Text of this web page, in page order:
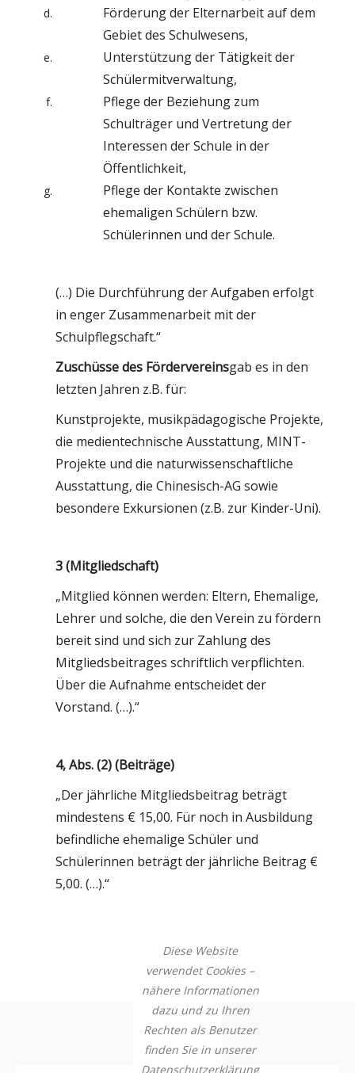
Förderung der Elternarbeit auf dem
Gebiet des Schulwesens,
Unterstützung der Tätigkeit der
Schülermitverwaltung,
Pflege der Beziehung zum
Schulträger und Vertretung der
Interessen der Schule in der
Öffentlichkeit,
Pflege der Kontakte zwischen
ehemaligen Schülern bzw.
Schülerinnen und der Schule.
(…) Die Durchführung der Aufgaben erfolgt
in enger Zusammenarbeit mit der
Schulpflegschaft.“
Zuschüsse des Fördervereinsgab es in den
letzten Jahren z.B. für:
Kunstprojekte, musikpädagogische Projekte,
die medientechnische Ausstattung, MINT-
Projekte und die naturwissenschaftliche
Ausstattung, die Chinesisch-AG sowie
besondere Exkursionen (z.B. zur Kinder-Uni).
3 (Mitgliedschaft)
„Mitglied können werden: Eltern, Ehemalige,
Lehrer und solche, die den Verein zu fördern
bereit sind und sich zur Zahlung des
Mitgliedsbeitrages schriftlich verpflichten.
Über die Aufnahme entscheidet der
Vorstand. (…).“
4, Abs. (2) (Beiträge)
„Der jährliche Mitgliedsbeitrag beträgt
mindestens € 15,00. Für noch in Ausbildung
befindliche ehemalige Schüler und
Schülerinnen beträgt der jährliche Beitrag €
5,00. (…).“
Diese Website
verwendet Cookies –
nähere Informationen
dazu und zu Ihren
Rechten als Benutzer
finden Sie in unserer
Datenschutzerklärung